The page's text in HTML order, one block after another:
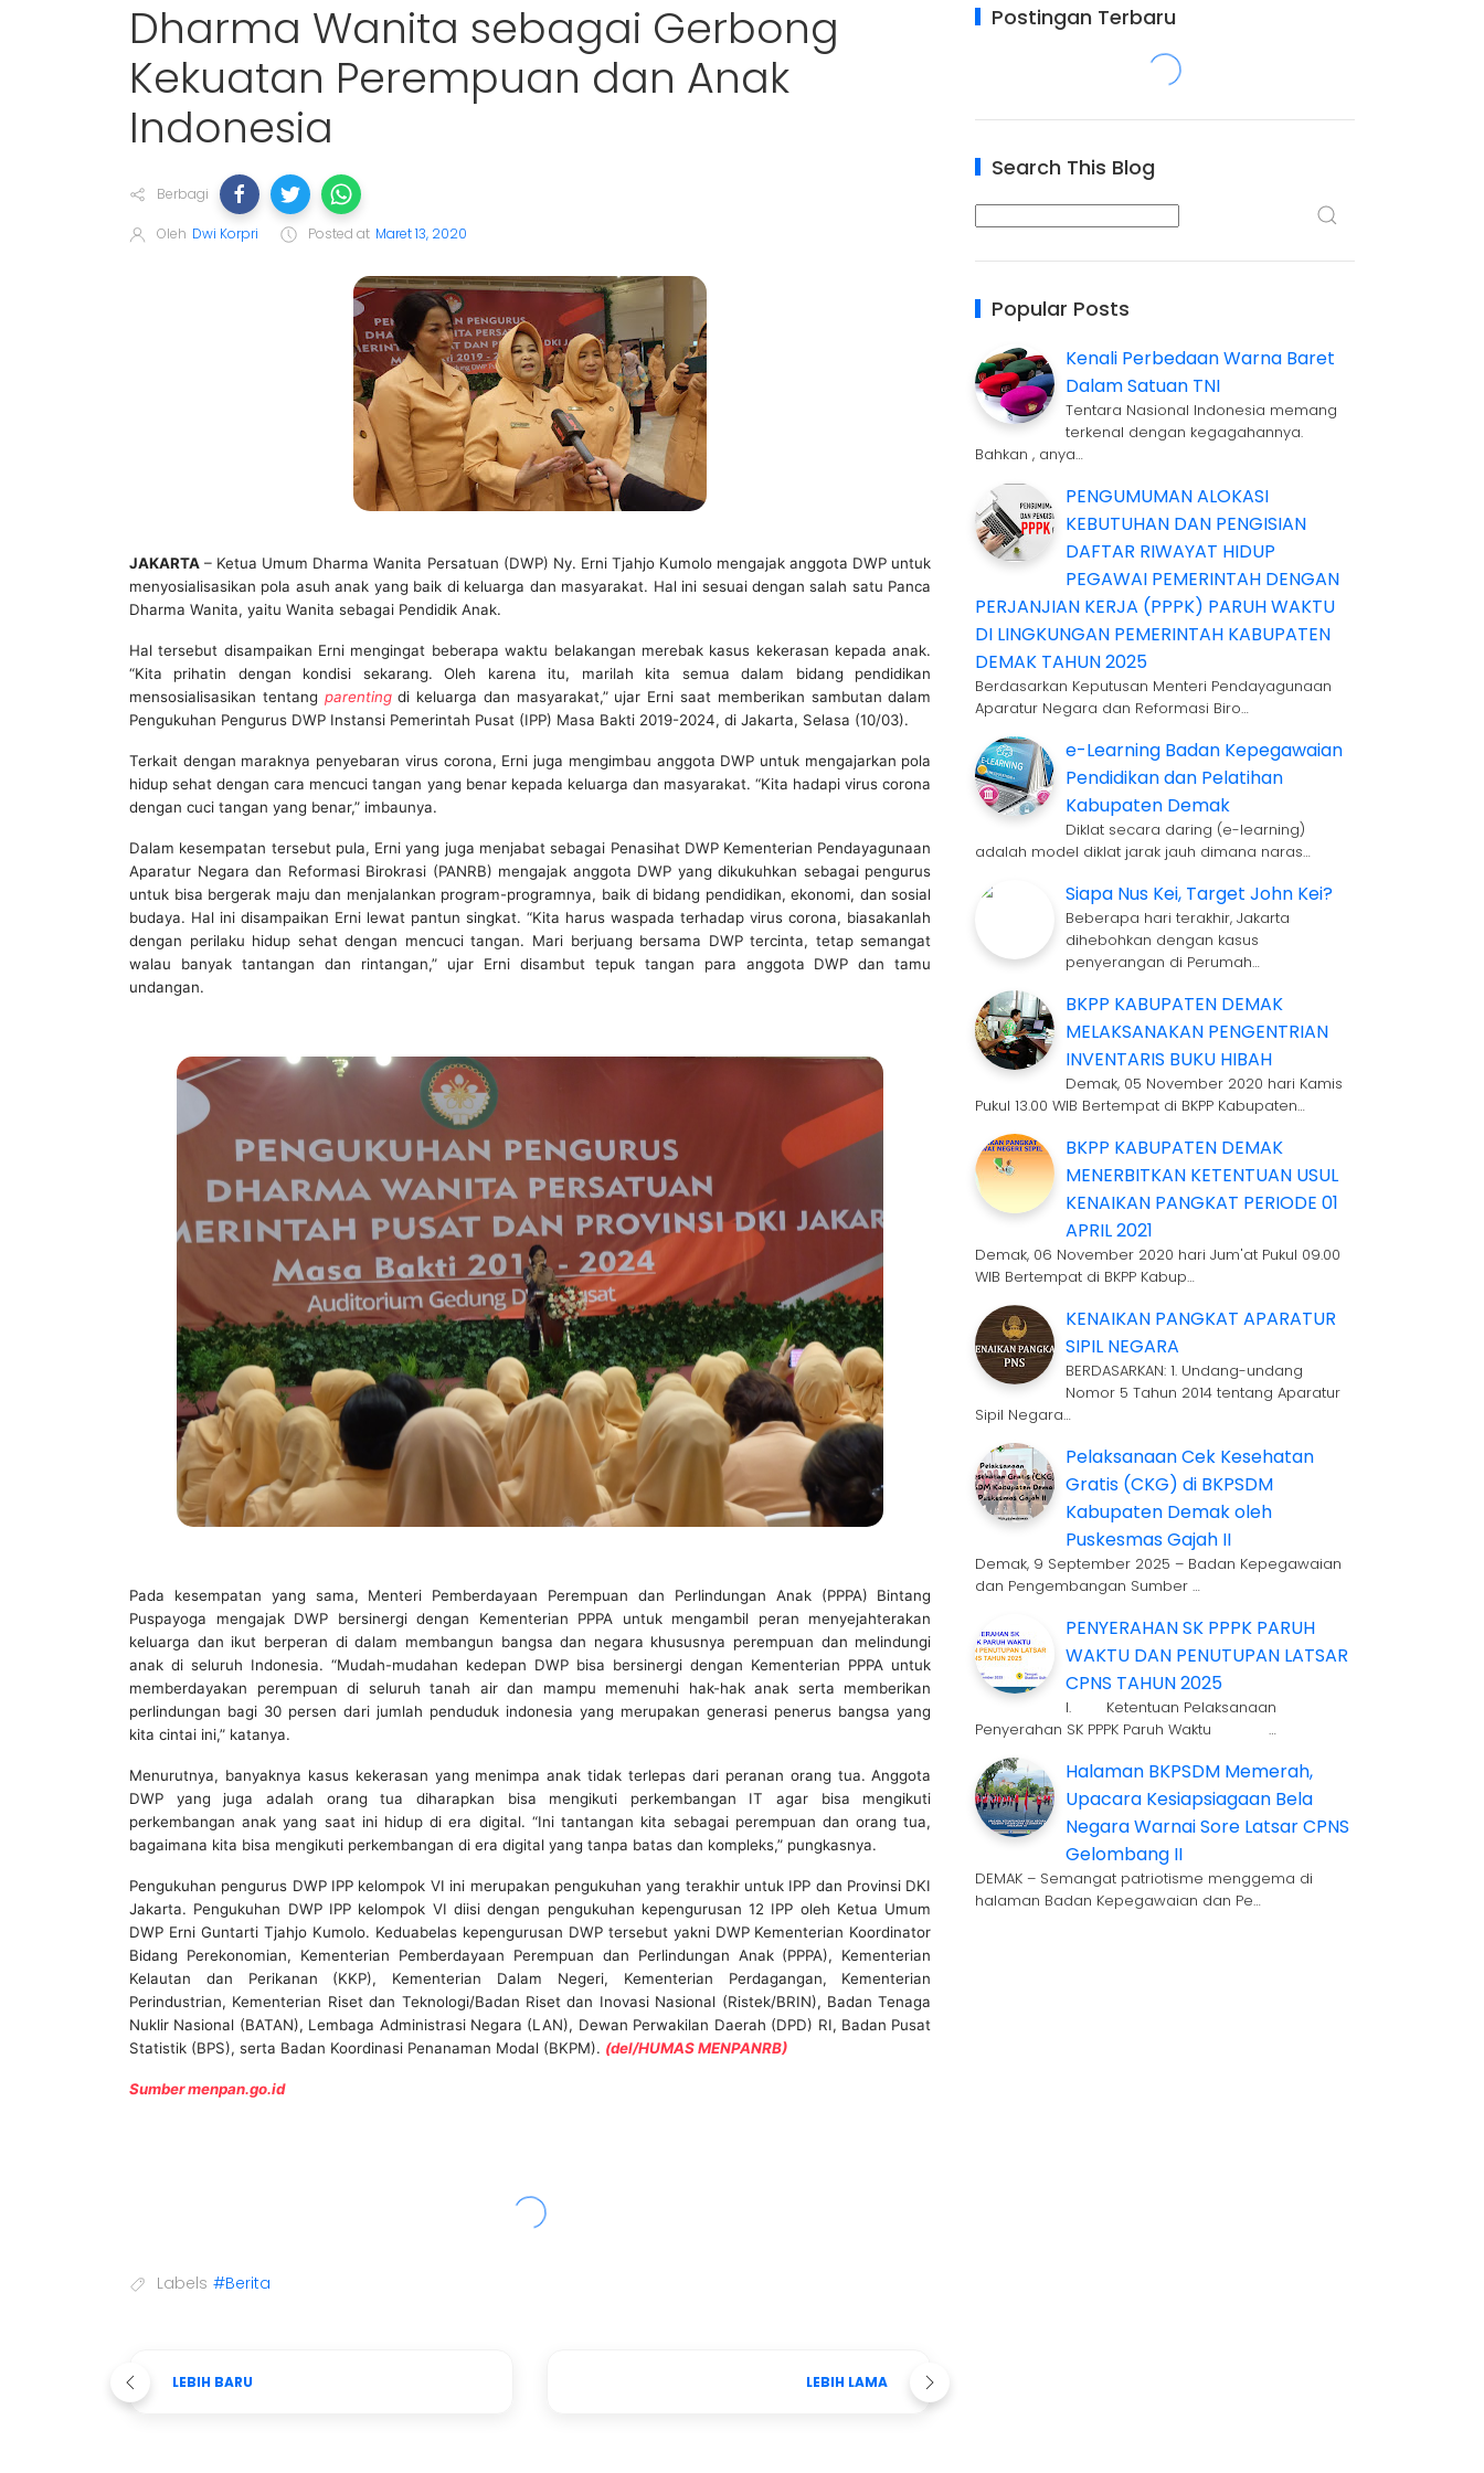
Dharma Wanita sebagai Gerbong
Kekuatan Perempuan dan Anak
Indonesia
Berbagi
Oleh Dwi Korpri Posted at Maret 13, 2020
JAKARTA – Ketua Umum Dharma Wanita Persatuan (DWP) Ny. Erni Tjahjo Kumolo mengajak anggota DWP untuk
menyosialisasikan pola asuh anak yang baik di keluarga dan masyarakat. Hal ini sesuai dengan salah satu Panca
Dharma Wanita, yaitu Wanita sebagai Pendidik Anak.
Hal tersebut disampaikan Erni mengingat beberapa waktu belakangan merebak kasus kekerasan kepada anak.
“Kita prihatin dengan kondisi sekarang. Oleh karena itu, marilah kita semua dalam bidang pendidikan
mensosialisasikan tentang parentingdi keluarga dan masyarakat,” ujar Erni saat memberikan sambutan dalam
Pengukuhan Pengurus DWP Instansi Pemerintah Pusat (IPP) Masa Bakti 2019-2024, di Jakarta, Selasa (10/03).
Terkait dengan maraknya penyebaran virus corona, Erni juga mengimbau anggota DWP untuk mengajarkan pola
hidup sehat dengan cara mencuci tangan yang benar kepada keluarga dan masyarakat. “Kita hadapi virus corona
dengan cuci tangan yang benar,” imbaunya.
Dalam kesempatan tersebut pula, Erni yang juga menjabat sebagai Penasihat DWP Kementerian Pendayagunaan
Aparatur Negara dan Reformasi Birokrasi (PANRB) mengajak anggota DWP yang dikukuhkan sebagai pengurus
untuk bisa bergerak maju dan menjalankan program-programnya, baik di bidang pendidikan, ekonomi, dan sosial
budaya. Hal ini disampaikan Erni lewat pantun singkat. “Kita harus waspada terhadap virus corona, biasakanlah
dengan perilaku hidup sehat dengan mencuci tangan. Mari berjuang bersama DWP tercinta, tetap semangat
walau banyak tantangan dan rintangan,” ujar Erni disambut tepuk tangan para anggota DWP dan tamu
undangan.
Pada kesempatan yang sama, Menteri Pemberdayaan Perempuan dan Perlindungan Anak (PPPA) Bintang
Puspayoga mengajak DWP bersinergi dengan Kementerian PPPA untuk mengambil peran menyejahterakan
keluarga dan ikut berperan di dalam membangun bangsa dan negara khususnya perempuan dan melindungi
anak di seluruh Indonesia. “Mudah-mudahan kedepan DWP bisa bersinergi dengan Kementerian PPPA untuk
memberdayakan perempuan di seluruh tanah air dan mampu memenuhi hak-hak anak serta memberikan
perlindungan bagi 30 persen dari jumlah penduduk indonesia yang merupakan generasi penerus bangsa yang
kita cintai ini,” katanya.
Menurutnya, banyaknya kasus kekerasan yang menimpa anak tidak terlepas dari peranan orang tua. Anggota
DWP yang juga adalah orang tua diharapkan bisa mengikuti perkembangan IT agar bisa mengikuti
perkembangan anak yang saat ini hidup di era digital. “Ini tantangan kita sebagai perempuan dan orang tua,
bagaimana kita bisa mengikuti perkembangan di era digital yang tanpa batas dan kompleks,” pungkasnya.
Pengukuhan pengurus DWP IPP kelompok VI ini merupakan pengukuhan yang terakhir untuk IPP dan Provinsi DKI
Jakarta. Pengukuhan DWP IPP kelompok VI diisi dengan pengukuhan kepengurusan 12 IPP oleh Ketua Umum
DWP Erni Guntarti Tjahjo Kumolo. Keduabelas kepengurusan DWP tersebut yakni DWP Kementerian Koordinator
Bidang Perekonomian, Kementerian Pemberdayaan Perempuan dan Perlindungan Anak (PPPA), Kementerian
Kelautan dan Perikanan (KKP), Kementerian Dalam Negeri, Kementerian Perdagangan, Kementerian
Perindustrian, Kementerian Riset dan Teknologi/Badan Riset dan Inovasi Nasional (Ristek/BRIN), Badan Tenaga
Nuklir Nasional (BATAN), Lembaga Administrasi Negara (LAN), Dewan Perwakilan Daerah (DPD) RI, Badan Pusat
Statistik (BPS), serta Badan Koordinasi Penanaman Modal (BKPM). (del/HUMAS MENPANRB)
Sumber menpan.go.id
Labels #Berita
LEBIH BARU LEBIH LAMA
Postingan Terbaru
Search This Blog
Popular Posts
Kenali Perbedaan Warna Baret
Dalam Satuan TNI
Tentara Nasional Indonesia memang
terkenal dengan kegagahannya.
Bahkan , anya…
PENGUMUMAN ALOKASI
KEBUTUHAN DAN PENGISIAN
DAFTAR RIWAYAT HIDUP
PEGAWAI PEMERINTAH DENGAN
PERJANJIAN KERJA (PPPK) PARUH WAKTU
DI LINGKUNGAN PEMERINTAH KABUPATEN
DEMAK TAHUN 2025
Berdasarkan Keputusan Menteri Pendayagunaan
Aparatur Negara dan Reformasi Biro…
e-Learning Badan Kepegawaian
Pendidikan dan Pelatihan
Kabupaten Demak
Diklat secara daring (e-learning)
adalah model diklat jarak jauh dimana naras…
Siapa Nus Kei, Target John Kei?
Beberapa hari terakhir, Jakarta
dihebohkan dengan kasus
penyerangan di Perumah…
BKPP KABUPATEN DEMAK
MELAKSANAKAN PENGENTRIAN
INVENTARIS BUKU HIBAH
Demak, 05 November 2020 hari Kamis
Pukul 13.00 WIB Bertempat di BKPP Kabupaten…
BKPP KABUPATEN DEMAK
MENERBITKAN KETENTUAN USUL
KENAIKAN PANGKAT PERIODE 01
APRIL 2021
Demak, 06 November 2020 hari Jum'at Pukul 09.00
WIB Bertempat di BKPP Kabup…
KENAIKAN PANGKAT APARATUR
SIPIL NEGARA
BERDASARKAN: 1. Undang-undang
Nomor 5 Tahun 2014 tentang Aparatur
Sipil Negara…
Pelaksanaan Cek Kesehatan
Gratis (CKG) di BKPSDM
Kabupaten Demak oleh
Puskesmas Gajah II
Demak, 9 September 2025 – Badan Kepegawaian
dan Pengembangan Sumber …
PENYERAHAN SK PPPK PARUH
WAKTU DAN PENUTUPAN LATSAR
CPNS TAHUN 2025
I. Ketentuan Pelaksanaan
Penyerahan SK PPPK Paruh Waktu …
Halaman BKPSDM Memerah,
Upacara Kesiapsiagaan Bela
Negara Warnai Sore Latsar CPNS
Gelombang II
DEMAK – Semangat patriotisme menggema di
halaman Badan Kepegawaian dan Pe…